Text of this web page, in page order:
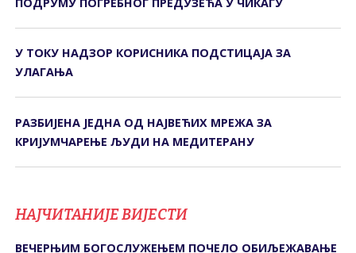
У ТОКУ НАДЗОР КОРИСНИКА ПОДСТИЦАЈА ЗА
УЛАГАЊА
РАЗБИЈЕНА ЈЕДНА ОД НАЈВЕЋИХ МРЕЖА ЗА
КРИЈУМЧАРЕЊЕ ЉУДИ НА МЕДИТЕРАНУ
НАЈЧИТАНИЈЕ ВИЈЕСТИ
ВЕЧЕРЊИМ БОГОСЛУЖЕЊЕМ ПОЧЕЛО ОБИЉЕЖАВАЊЕ